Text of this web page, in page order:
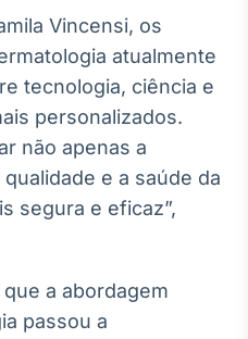
Broadcast
Ticker
headlines de
notícias
Broadcast
conteúdos e
funcionalidades
Vincensi, os
atualmente
tecnologia, ciência e
personalizados.
não apenas a
e a saúde da
segura e eficaz”,
a abordagem
passou a